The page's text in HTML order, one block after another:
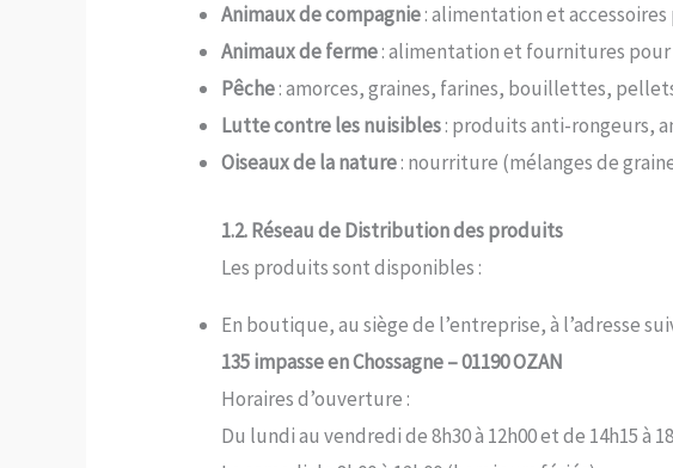
Animaux de compagnie: alimentation et
Animaux de ferme: alimentation et fournitures pour
Pêche: amorces, graines, farines, bouillettes,
Lutte contre les nuisibles: produits anti-rongeurs,
Oiseaux de la nature: nourriture (mélanges de
1.2. Réseau de Distribution des produits
Les produits sont disponibles :
En boutique, au siège de l’entreprise, à l’adresse
135 impasse en Chossagne – 01190 OZAN
Horaires d’ouverture :
Du lundi au vendredi de 8h30 à 12h00 et de 14h15 à